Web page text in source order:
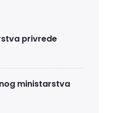
privrede
ministarstva